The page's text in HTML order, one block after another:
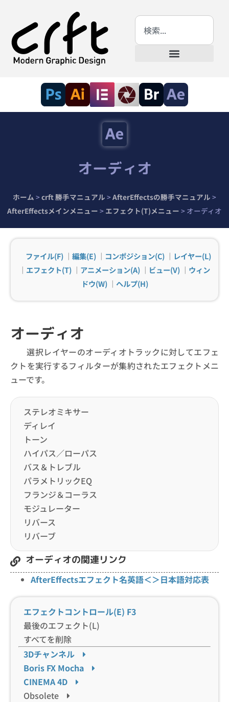
オーディオ
ホーム > crft 勝手マニュアル > AfterEffectsの勝手マニュアル >
AfterEffectsメインメニュー > エフェクト(T)メニュー > オーディオ
ファイル(F)｜ 編集(E)｜ コンポジション(C)｜ レイヤー(L)
｜ エフェクト(T) ｜ アニメーション(A) ｜ ビュー(V) ｜ ウィン
ドウ(W)｜ ヘルプ(H)
エフェクトコントロール(E) F3
最後のエフェクト(L)
すべてを削除
3Dチャンネル
Boris FX Mocha
CINEMA 4D
Obsolete
オーディオ
選択レイヤーのオーディオトラックに対してエフェ
クトを実行するフィルターが集約されたエフェクトメニ
ューです。
ステレオミキサー
ディレイ
トーン
ハイパス／ローパス
バス＆トレブル
パラメトリックEQ
フランジ＆コーラス
モジュレーター
リバース
リバーブ
オーディオの関連リンク
AfterEffectsエフェクト名英語＜＞日本語対応表